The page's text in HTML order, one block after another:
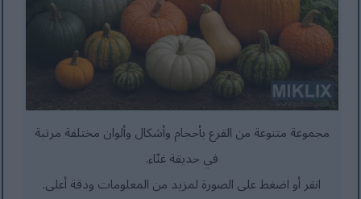
مجموعة متنوعة من القرع بأحجام وأشكال وألوان مختلفة مرتبة
في حديقة غنّاء.
انقر أو اضغط على الصورة لمزيد من المعلومات ودقة أعلى.